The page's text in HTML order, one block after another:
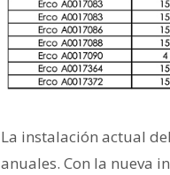
La instalación actual
anuales. Con la nueva